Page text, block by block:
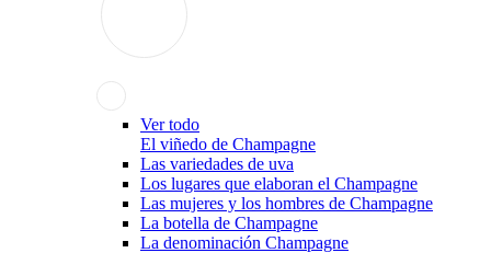
Ver todo
El viñedo de Champagne
Las variedades de uva
Los lugares que elaboran el Champagne
Las mujeres y los hombres de Champagne
La botella de Champagne
La denominación Champagne